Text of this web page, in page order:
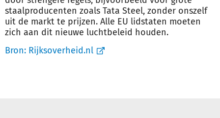
staalproducenten zoals Tata Steel, zonder onszelf
uit de markt te prijzen. Alle EU lidstaten moeten
zich aan dit nieuwe luchtbeleid houden.
Bron: Rijksoverheid.nl